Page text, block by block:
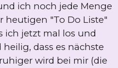
ich noch jede Menge
heutigen "To Do Liste"
ich jetzt mal los und
dass es nächste
wird bei mir (die